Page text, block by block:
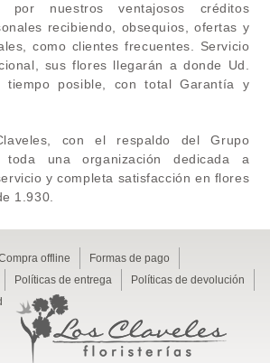
por nuestros ventajosos créditos
recibiendo, obsequios, ofertas y
como clientes frecuentes. Servicio
sus flores llegarán a donde Ud.
posible, con total Garantía y
con el respaldo del Grupo
toda una organización dedicada a
y completa satisfacción en flores
1.930.
offline
Formas de pago
Políticas de entrega
Políticas de devolución